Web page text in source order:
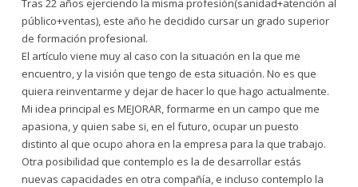
Tras 22 años ejerciendo la misma profesión(sanidad+atención al
público+ventas), este año he decidido cursar un grado superior
de formación profesional.
El artículo viene muy al caso con la situación en la que me
encuentro, y la visión que tengo de esta situación. No es que
quiera reinventarme y dejar de hacer lo que hago actualmente.
Mi idea principal es MEJORAR, formarme en un campo que me
apasiona, y quien sabe si, en el futuro, ocupar un puesto
distinto al que ocupo ahora en la empresa para la que trabajo.
Otra posibilidad que contemplo es la de desarrollar estás
nuevas capacidades en otra compañía, e incluso contemplo la